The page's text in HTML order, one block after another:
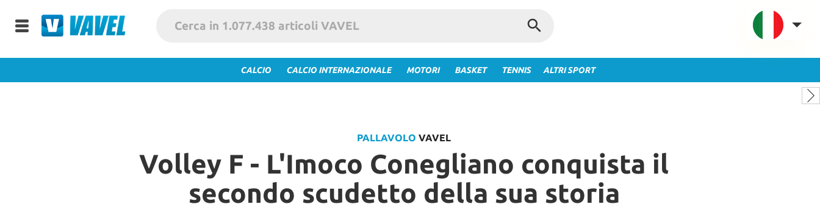
CALCIO CALCIO INTERNAZIONALE MOTORI BASKET TENNIS ALTRI SPORT
PALLAVOLO VAVEL
Volley F - L'Imoco Conegliano conquista il
secondo scudetto della sua storia